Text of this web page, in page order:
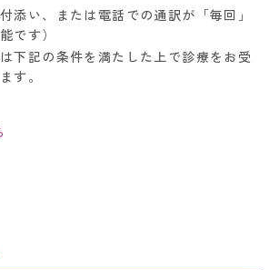
付添い、または電話での通訳が「毎回」
です）
下記の条件を満たした上で診療をお受
す。